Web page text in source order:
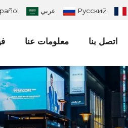
عربي Русский
معلومات عنا اتصل بنا